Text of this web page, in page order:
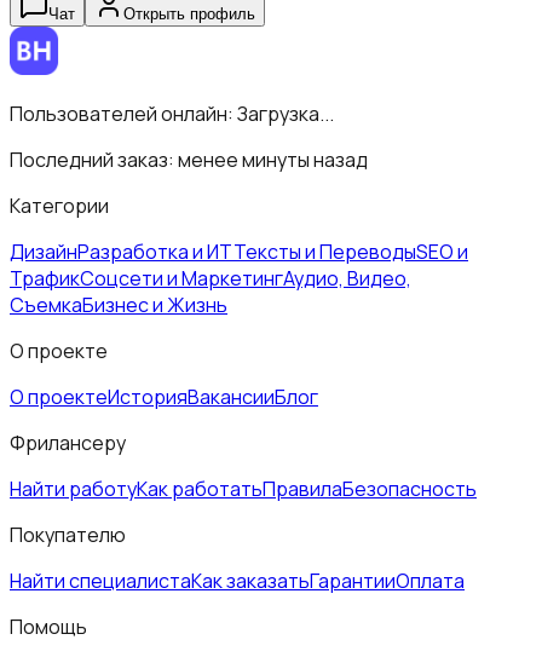
Чат Открыть профиль
Пользователей онлайн: Загрузка...
Последний заказ: менее минуты назад
Категории
ДизайнРазработка и ИТТексты и ПереводыSEO и
ТрафикСоцсети и МаркетингАудио, Видео,
СъемкаБизнес и Жизнь
О проекте
О проектеИсторияВакансииБлог
Фрилансеру
Найти работуКак работатьПравилаБезопасность
Покупателю
Найти специалистаКак заказатьГарантииОплата
Помощь